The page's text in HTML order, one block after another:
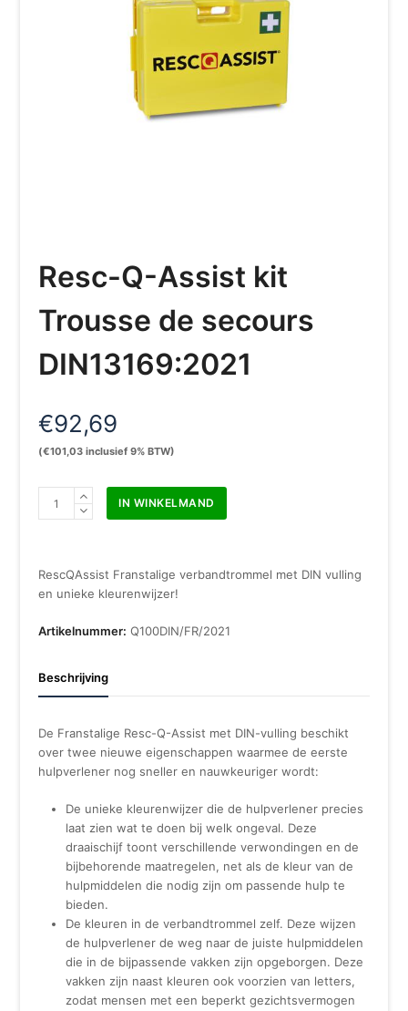
Resc-Q-Assist kit
Trousse de secours
DIN13169:2021
€92,69
(€101,03 inclusief 9% BTW)
Trousse
de
DIN13169:2021
IN WINKELMAND
RescQAssist Franstalige verbandtrommel met DIN vulling
en unieke kleurenwijzer!
Artikelnummer: Q100DIN/FR/2021
Beschrijving
De Franstalige Resc-Q-Assist met DIN-vulling beschikt
over twee nieuwe eigenschappen waarmee de eerste
hulpverlener nog sneller en nauwkeuriger wordt:
De unieke kleurenwijzer die de hulpverlener precies
laat zien wat te doen bij welk ongeval. Deze
draaischijf toont verschillende verwondingen en de
bijbehorende maatregelen, net als de kleur van de
hulpmiddelen die nodig zijn om passende hulp te
bieden.
De kleuren in de verbandtrommel zelf. Deze wijzen
de hulpverlener de weg naar de juiste hulpmiddelen
die in de bijpassende vakken zijn opgeborgen. Deze
vakken zijn naast kleuren ook voorzien van letters,
zodat mensen met een beperkt gezichtsvermogen